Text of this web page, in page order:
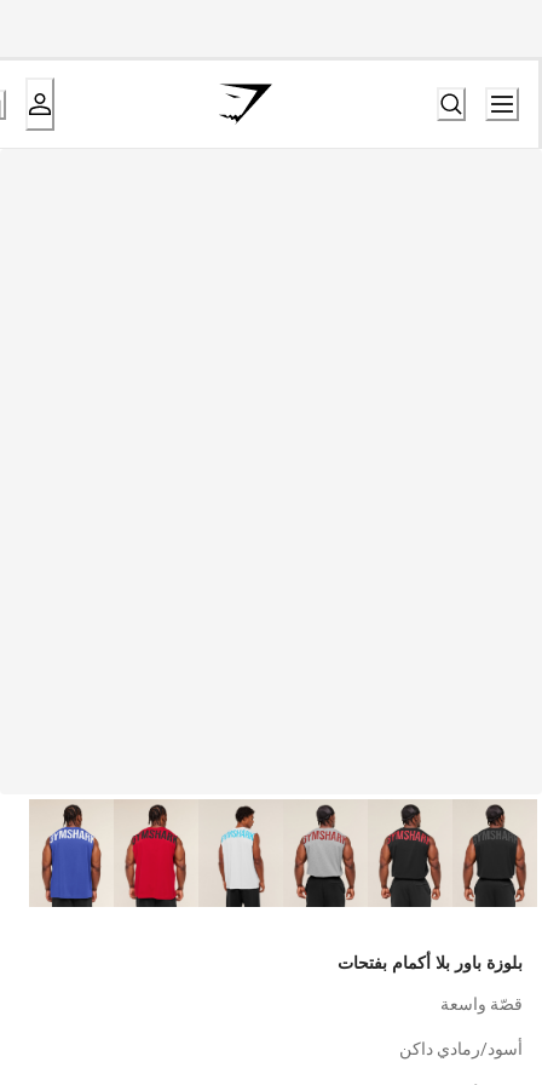
بلوزة باور بلا أكمام بفتحات
قصّة واسعة
أسود/رمادي داكن